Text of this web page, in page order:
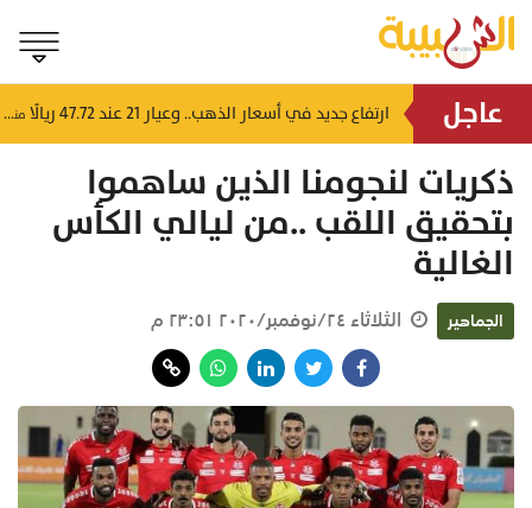
عاجل منذ ٧ ساعات
ارتفاع جديد في أسعار الذهب.. وعيار 21 عند 47.72 ريالًا منذ ٧ ساعات
ذكريات لنجومنا الذين ساهموا
بتحقيق اللقب ..من ليالي الكأس
الغالية
الجماهير الثلاثاء ٢٤/نوفمبر/٢٠٢٠ ٢٣:٥١ م